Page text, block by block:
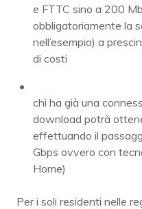
e FTTC sino a 200
obbligatoriamente la
nell’esempio) a
di costi
chi ha già una
download potrà
effettuando il
Gbps ovvero con
Home)
Per i soli residenti nelle